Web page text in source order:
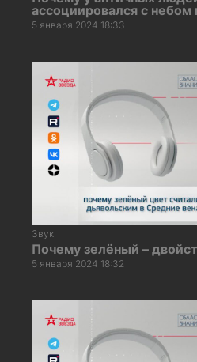
ассоциировался с небом
5 января 2024 18:33
Звук
Почему зелёный –
5 января 2024 18:32